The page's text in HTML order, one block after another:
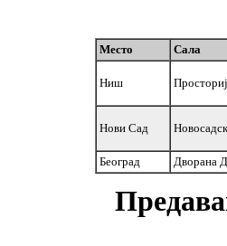
Место Сала
Ниш
Нови Сад
Београд Дворана